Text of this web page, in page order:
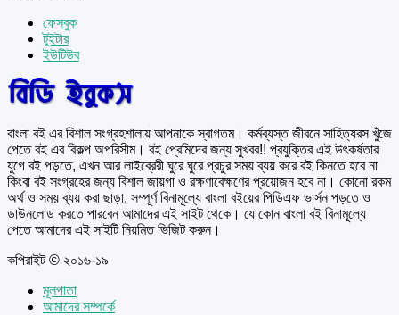
ফেসবুক
টুইটার
ইউটিউব
বাংলা বই এর বিশাল সংগ্রহশালায় আপনাকে স্বাগতম। কর্মব্যস্ত জীবনে সাহিত্যরস খুঁজে
পেতে বই এর বিকল্প অপরিসীম। বই প্রেমিদের জন্য সুখবর!! প্রযুক্তির এই উৎকর্ষতার
যুগে বই পড়তে, এখন আর লাইব্রেরী ঘুরে ঘুরে প্রচুর সময় ব্যয় করে বই কিনতে হবে না
কিংবা বই সংগ্রহের জন্য বিশাল জায়গা ও রক্ষণাবেক্ষণের প্রয়োজন হবে না। কোনো রকম
অর্থ ও সময় ব্যয় করা ছাড়া, সম্পূর্ণ বিনামূল্যে বাংলা বইয়ের পিডিএফ ভার্সন পড়তে ও
ডাউনলোড করতে পারবেন আমাদের এই সাইট থেকে। যে কোন বাংলা বই বিনামূল্যে
পেতে আমাদের এই সাইটি নিয়মিত ভিজিট করুন।
কপিরাইট © ২০১৬-১৯
মূলপাতা
আমাদের সম্পর্কে